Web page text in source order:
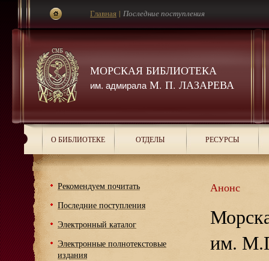
МОРСКАЯ БИБЛИОТЕКА
им. адмиралаМ. П. ЛАЗАРЕВА
Главная | Последние поступления
О БИБЛИОТЕКЕ ОТДЕЛЫ РЕСУРСЫ
Рекомендуем почитать
Последние поступления
Электронный каталог
Электронные полнотекстовые
издания
Анонс
им.